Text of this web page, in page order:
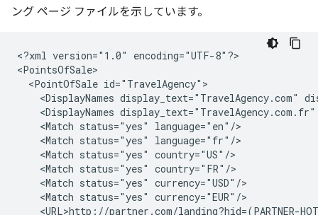
ング ページ ファイルを示しています。
<?xml version="1.0"
encoding="UTF-8"?>
<PointOfSale
<DisplayNames display_text="TravelAgency.com"
<DisplayNames display_text="TravelAgency.com.fr"
<Match status="yes"
<Match status="yes"
<Match status="yes"
<Match status="yes"
<Match status="yes"
<Match status="yes"